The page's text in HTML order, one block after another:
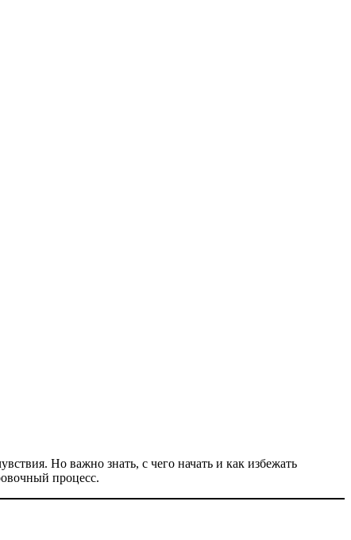
Но важно знать, с чего начать и как избежать
процесс.